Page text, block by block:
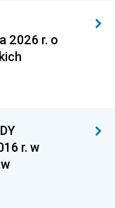
2026 r. o
r. w